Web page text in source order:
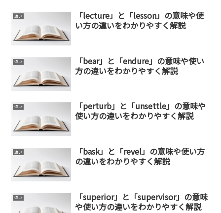
違い
「lecture」と「lesson」の意味や使
い方の違いをわかりやすく解説
違い
「bear」と「endure」の意味や使い
方の違いをわかりやすく解説
違い
「perturb」と「unsettle」の意味や
使い方の違いをわかりやすく解説
違い
「bask」と「revel」の意味や使い方
の違いをわかりやすく解説
違い
「superior」と「supervisor」の意味
や使い方の違いをわかりやすく解説